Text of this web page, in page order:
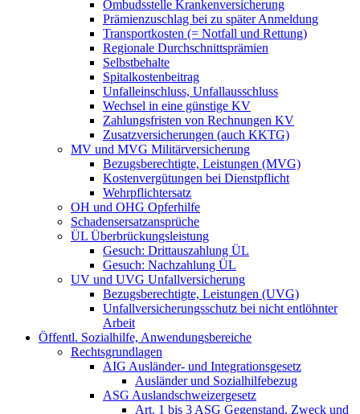
Ombudsstelle Krankenversicherung
Prämienzuschlag bei zu später Anmeldung
Transportkosten (= Notfall und Rettung)
Regionale Durchschnittsprämien
Selbstbehalte
Spitalkostenbeitrag
Unfalleinschluss, Unfallausschluss
Wechsel in eine günstige KV
Zahlungsfristen von Rechnungen KV
Zusatzversicherungen (auch KKTG)
MV und MVG Militärversicherung
Bezugsberechtigte, Leistungen (MVG)
Kostenvergütungen bei Dienstpflicht
Wehrpflichtersatz
OH und OHG Opferhilfe
Schadensersatzansprüche
ÜL Überbrückungsleistung
Gesuch: Drittauszahlung ÜL
Gesuch: Nachzahlung ÜL
UV und UVG Unfallversicherung
Bezugsberechtigte, Leistungen (UVG)
Unfallversicherungsschutz bei nicht entlöhnter
Arbeit
Öffentl. Sozialhilfe, Anwendungsbereiche
Rechtsgrundlagen
AIG Ausländer- und Integrationsgesetz
Ausländer und Sozialhilfebezug
ASG Auslandschweizergesetz
Art. 1 bis 3 ASG Gegenstand, Zweck und